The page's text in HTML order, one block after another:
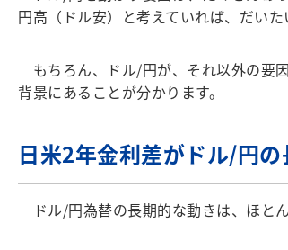
円高（ドル安）と考えていれば、だいた
もちろん、ドル/円が、それ以外の要
背景にあることが分かります。
日米2年金利差がドル/円
ドル/円為替の長期的な動きは、ほと